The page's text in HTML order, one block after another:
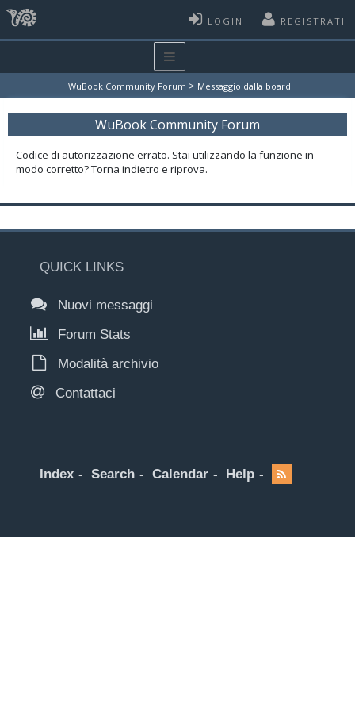
LOGIN REGISTRATI
WuBook Community Forum > Messaggio dalla board
WuBook Community Forum
Codice di autorizzazione errato. Stai utilizzando la funzione in
modo corretto? Torna indietro e riprova.
QUICK LINKS
Nuovi messaggi
Forum Stats
Modalità archivio
Contattaci
Index Search Calendar Help